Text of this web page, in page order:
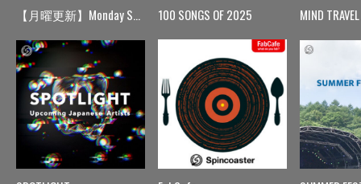
【月曜更新】Monday Spin 100 SONGS OF 2025 MIND TRAVEL